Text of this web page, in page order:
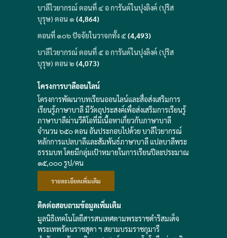
บาลีไวยากรณ์ ตอนที่ ๔ อ การันต์ในปุงลิงค์ (ปุริส
บุรุษ) ตอน ๑ (4,864)
ตอนที่ ๑๐๖ ปัจจัยในวาจกทั้ง ๕(4,493)
บาลีไวยากรณ์ ตอนที่ ๕ อ การันต์ในปุงลิงค์ (ปุริส
บุรุษ) ตอน ๒ (4,073)
โครงการบาลีออนไลน์
โครงการพัฒนาบทเรียนออนไลน์และสื่อส่งเสริมการ
เรียนรู้ภาษาบาลี มีวัตถุประสงค์เพื่อส่งเสริมการเรียนรู้
ภาษาบาลีผ่านวีดิโอที่มีเนื้อหาเกี่ยวกับภาษาบาลี
จำนวน ๖๕๐ ตอน อันประกอบไปด้วย บาลีไวยากรณ์
หลักการแปลบาลีและสัมพันธ์ภาษาบาลี แปลบาลีพระ
ธรรมบท โดยมีกลุ่มเป้าหมายในการเรียนปีละประมาณ
๑๕,๐๐๐ รูป/คน
รายละเอียดเพิ่มเติม
ติดต่อสอบถามข้อมูลเพิ่มเติม
มูลนิธิเทคโนโลยีสารสนเทศตามพระราชดำริสมเด็จ
พระเทพรัตนราชสุดา ฯ สยามบรมราชกุมารี